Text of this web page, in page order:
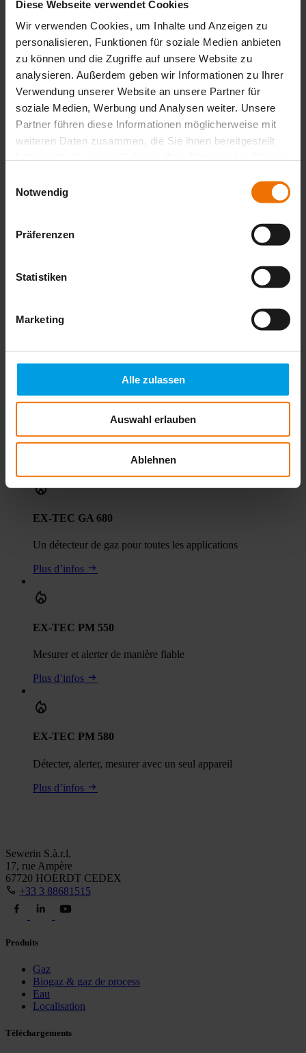
Diese Webseite verwendet Cookies
Wir verwenden Cookies, um Inhalte und Anzeigen zu
personalisieren, Funktionen für soziale Medien anbieten
zu können und die Zugriffe auf unsere Website zu
analysieren. Außerdem geben wir Informationen zu Ihrer
Verwendung unserer Website an unsere Partner für
soziale Medien, Werbung und Analysen weiter. Unsere
Partner führen diese Informationen möglicherweise mit
weiteren Daten zusammen, die Sie ihnen bereitgestellt
Notwendig
Präferenzen
Statistiken
Marketing
Alle zulassen
Auswahl erlauben
Ablehnen
Plus d’infos
EX-TEC GA 610
Fiable et mobile Mesures de gaz
Plus d’infos
Contrôle des conduites dans les réseaux de gaz naturel et
Plus d’infos
Mesurer efficacement et alerter à temps
Une surveillance fiable du réseau pour chaque besoin
EX-TEC GA 680
Un détecteur de gaz pour toutes les applications
Plus d’infos
EX-TEC PM 550
Mesurer et alerter de manière fiable
Plus d’infos
EX-TEC PM 580
Détecter, alerter, mesurer avec un seul appareil
Plus d’infos
Sewerin S.à.r.l.
17, rue Ampère
67720 HOERDT CEDEX
+33 3 88681515
Produits
Gaz
Biogaz & gaz de process
Eau
Localisation
Téléchargements